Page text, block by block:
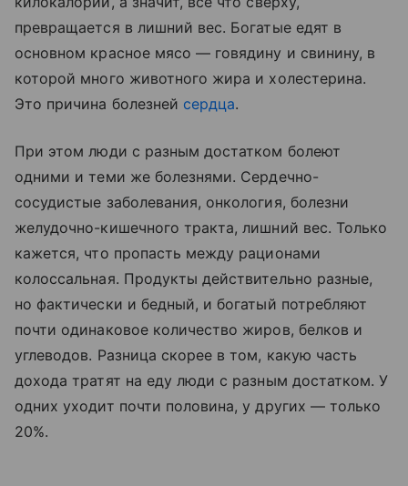
превращается в лишний вес. Богатые едят в
основном красное мясо — говядину и свинину, в
которой много животного жира и холестерина.
Это причина болезней сердца.
При этом люди с разным достатком болеют
одними и теми же болезнями. Сердечно-
сосудистые заболевания, онкология, болезни
желудочно-кишечного тракта, лишний вес. Только
кажется, что пропасть между рационами
колоссальная. Продукты действительно разные,
но фактически и бедный, и богатый потребляют
почти одинаковое количество жиров, белков и
углеводов. Разница скорее в том, какую часть
дохода тратят на еду люди с разным достатком. У
одних уходит почти половина, у других — только
20%.